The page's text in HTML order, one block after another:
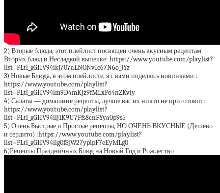
2) Вторые блюда, этот плейлист посвящен очень вкусным рецептам
Вторых блюд и Несладкой выпечке: https://www.youtube.com/playlist?
list=PLtl_gGHV94ikJ707aLNONvIc67N6o_JYz
3) Новые Блюда, в этом плейлисте, я с вами поделюсь новинками :
https://www.youtube.com/playlist?
list=PLtl_gGHV94im9D4mKjz9fMLxPo4nZKviy
4) Салаты — домашние рецепты, лучше вас их никто не приготовит:
https://www.youtube.com/playlist?
list=PLtl_gGHV94ilj1K9U7Ffs8cnFYya0p9s5
5) Очень Быстрые и Простые рецепты, НО ОЧЕНЬ ВКУСНЫЕ (Дешево
и сердито) :https://www.youtube.com/playlist?
list=PLtl_gGHV94ilg0fSjW27ypipF7eEyMLg0
6)Рецепты Праздничных Блюд на Новый Год и Рождество